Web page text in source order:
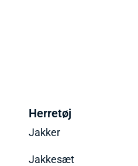
Herretøj
Jakker
Jakkesæt